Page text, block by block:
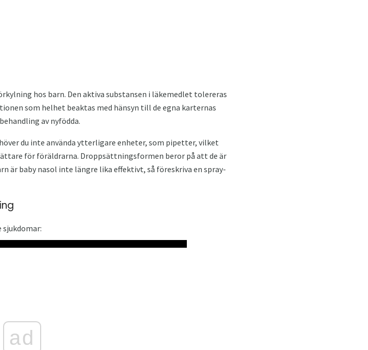
hos barn. Den aktiva substansen i läkemedlet tolereras
som helhet beaktas med hänsyn till de egna karternas
av nyfödda.
du inte använda ytterligare enheter, som pipetter, vilket
för föräldrarna. Droppsättningsformen beror på att de är
är baby nasol inte längre lika effektivt, så föreskriva en spray-
ad